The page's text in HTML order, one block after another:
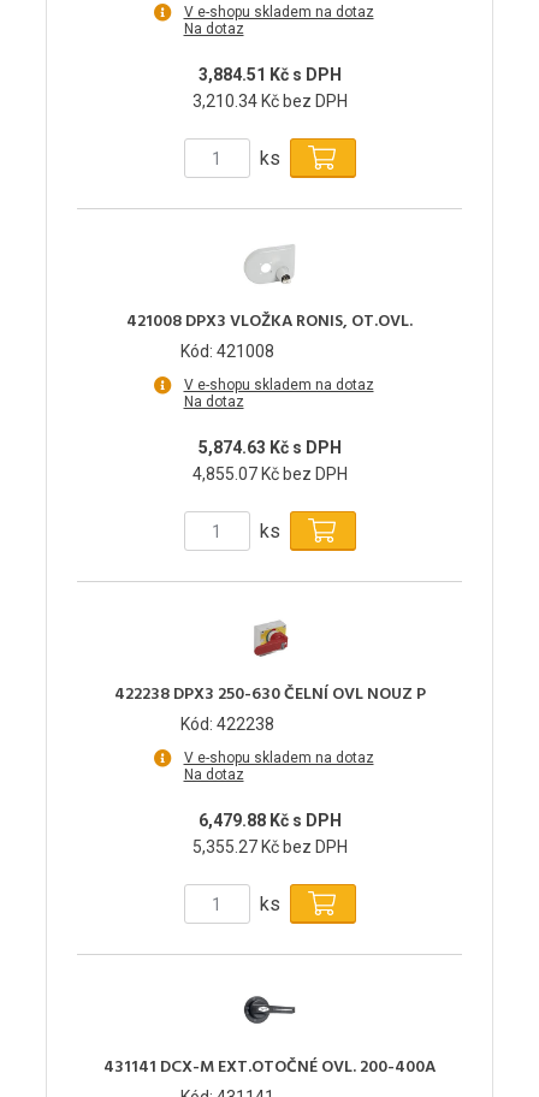
V e-shopu skladem na dotaz
Na dotaz
3,884.51 Kč s DPH
3,210.34 Kč bez DPH
ks
421008 DPX3 VLOŽKA RONIS, OT.OVL.
Kód: 421008
V e-shopu skladem na dotaz
Na dotaz
5,874.63 Kč s DPH
4,855.07 Kč bez DPH
ks
422238 DPX3 250-630 ČELNÍ OVL NOUZ P
Kód: 422238
V e-shopu skladem na dotaz
Na dotaz
6,479.88 Kč s DPH
5,355.27 Kč bez DPH
ks
431141 DCX-M EXT.OTOČNÉ OVL. 200-400A